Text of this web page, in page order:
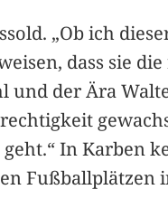
„Ob ich
dass sie
und der Ära
In Karben
Fußballplätzen